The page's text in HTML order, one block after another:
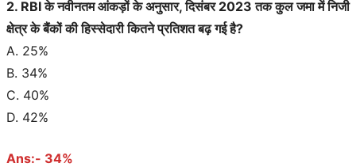
2. RBI के नवीनतम आंकड़ों के अनुसार, दिसंबर 2023 तक कुल जमा में निजी
क्षेत्र के बैंकों की हिस्सेदारी कितने प्रतिशत बढ़ गई है?
A. 25%
B. 34%
C. 40%
D. 42%
Ans:- 34%